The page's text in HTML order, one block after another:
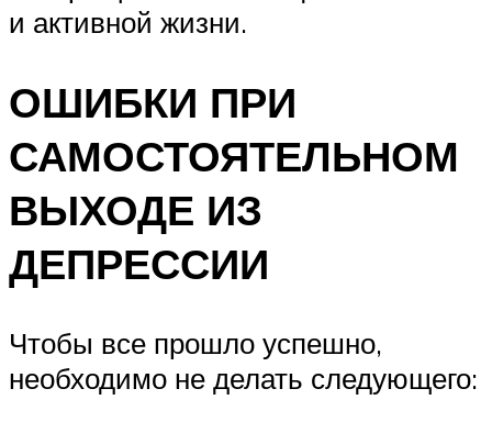
и активной жизни.
ОШИБКИ ПРИ
САМОСТОЯТЕЛЬНОМ
ВЫХОДЕ ИЗ
ДЕПРЕССИИ
Чтобы все прошло успешно,
необходимо не делать следующего: